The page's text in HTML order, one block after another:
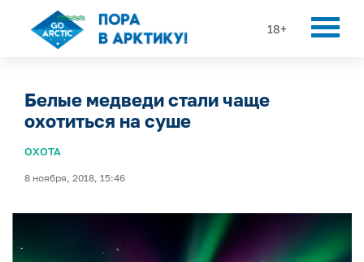
18+
Белые медведи стали чаще
охотиться на суше
ОХОТА
8 ноября, 2018, 15:46